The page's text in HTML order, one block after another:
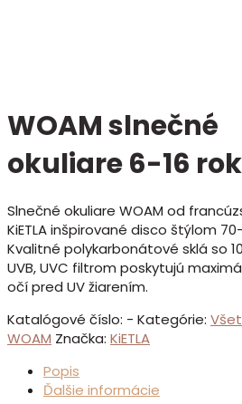
WOAM slnečné
okuliare 6-16
Slnečné okuliare WOAM od
KiETLA inšpirované disco štýlom
Kvalitné polykarbonátové sklá so
UVB, UVC filtrom poskytujú
očí pred UV žiarením.
Katalógové číslo: - Kategórie:
WOAM Značka: KiETLA
Popis
Ďalšie informácie